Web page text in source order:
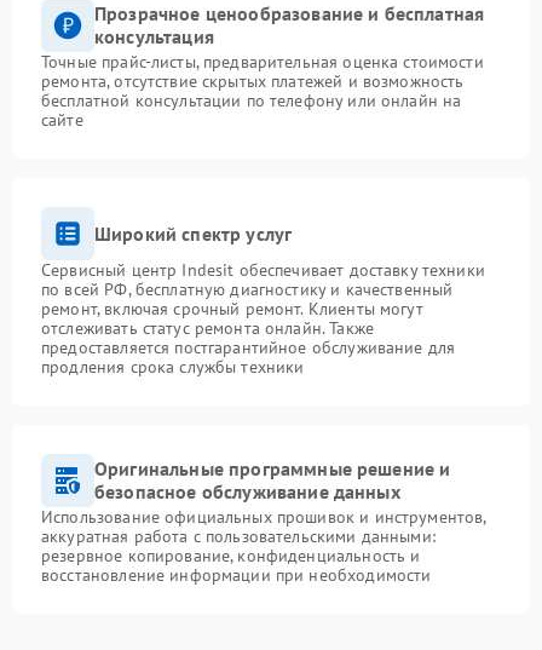
Прозрачное ценообразование и бесплатная
консультация
Точные прайс-листы, предварительная оценка стоимости
ремонта, отсутствие скрытых платежей и возможность
бесплатной консультации по телефону или онлайн на
сайте
Широкий спектр услуг
Сервисный центр Indesit обеспечивает доставку техники
по всей РФ, бесплатную диагностику и качественный
ремонт, включая срочный ремонт. Клиенты могут
отслеживать статус ремонта онлайн. Также
предоставляется постгарантийное обслуживание для
продления срока службы техники
Оригинальные программные решение и
безопасное обслуживание данных
Использование официальных прошивок и инструментов,
аккуратная работа с пользовательскими данными:
резервное копирование, конфиденциальность и
восстановление информации при необходимости